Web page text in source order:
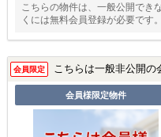
こちらの物件は、一般公開でき
くには無料会員登録が必要です。
会員限定 こちらは一般非公開の
会員様限定物件